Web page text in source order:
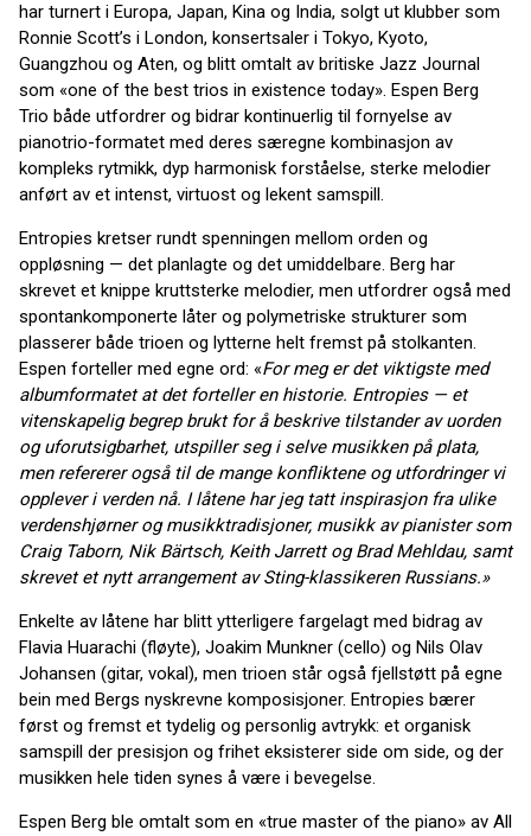
har turnert i Europa, Japan, Kina og India, solgt ut klubber som
Ronnie Scott’s i London, konsertsaler i Tokyo, Kyoto,
Guangzhou og Aten, og blitt omtalt av britiske Jazz Journal
som «one of the best trios in existence today». Espen Berg
Trio både utfordrer og bidrar kontinuerlig til fornyelse av
pianotrio-formatet med deres særegne kombinasjon av
kompleks rytmikk, dyp harmonisk forståelse, sterke melodier
anført av et intenst, virtuost og lekent samspill.
Entropies kretser rundt spenningen mellom orden og
oppløsning — det planlagte og det umiddelbare. Berg har
skrevet et knippe kruttsterke melodier, men utfordrer også med
spontankomponerte låter og polymetriske strukturer som
plasserer både trioen og lytterne helt fremst på stolkanten.
Espen forteller med egne ord: «For meg er det viktigste med
albumformatet at det forteller en historie. Entropies — et
vitenskapelig begrep brukt for å beskrive tilstander av uorden
og uforutsigbarhet, utspiller seg i selve musikken på plata,
men refererer også til de mange konfliktene og utfordringer vi
opplever i verden nå. I låtene har jeg tatt inspirasjon fra ulike
verdenshjørner og musikktradisjoner, musikk av pianister som
Craig Taborn, Nik Bärtsch, Keith Jarrett og Brad Mehldau, samt
skrevet et nytt arrangement av Sting-klassikeren Russians.»
Enkelte av låtene har blitt ytterligere fargelagt med bidrag av
Flavia Huarachi (fløyte), Joakim Munkner (cello) og Nils Olav
Johansen (gitar, vokal), men trioen står også fjellstøtt på egne
bein med Bergs nyskrevne komposisjoner. Entropies bærer
først og fremst et tydelig og personlig avtrykk: et organisk
samspill der presisjon og frihet eksisterer side om side, og der
musikken hele tiden synes å være i bevegelse.
Espen Berg ble omtalt som en «true master of the piano» av All